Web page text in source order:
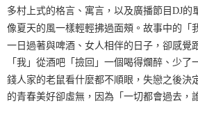
多村上式的格言、寓言，以及廣播節目DJ的
像夏天的風一樣輕輕拂過面頰。故事中的「
一日過著與啤酒、女人相伴的日子，卻感覺
「我」從酒吧「撿回」一個喝得爛醉、少了
錢人家的老鼠看什麼都不順眼，失戀之後
的青春美好卻虛無，因為「一切都會過去，